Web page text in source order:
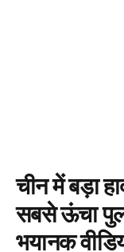
चीन में बड़ा
सबसे ऊंचा
भयानक